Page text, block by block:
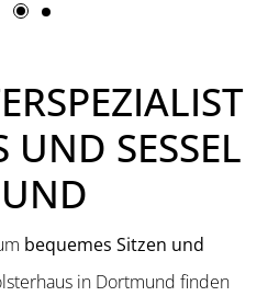
UND SESSEL
bequemes Sitzen und
in Dortmund finden